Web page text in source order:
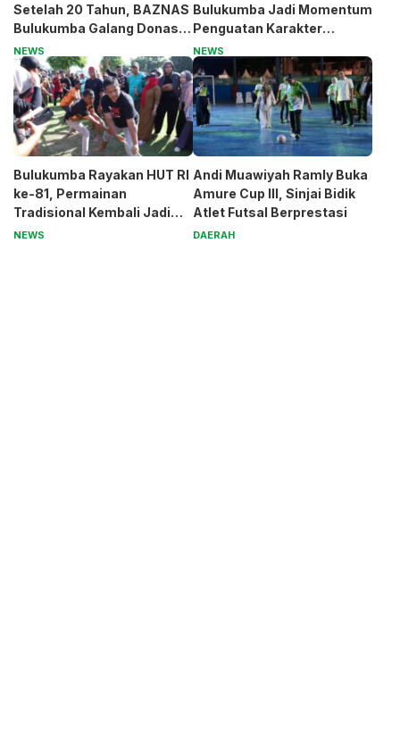
Setelah 20 Tahun, BAZNAS
Bulukumba Galang Donasi
untuk Pak Pardi
NEWS
Bulukumba Jadi Momentum
Penguatan Karakter
Generasi Muda
NEWS
Bulukumba Rayakan HUT RI
ke-81, Permainan
Tradisional Kembali Jadi
Magnet
NEWS
Andi Muawiyah Ramly Buka
Amure Cup III, Sinjai Bidik
Atlet Futsal Berprestasi
DAERAH